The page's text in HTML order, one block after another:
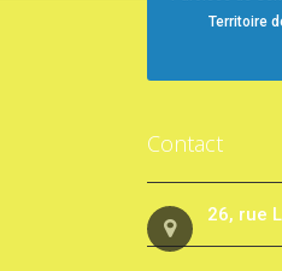
Territoire
Contact
26, rue